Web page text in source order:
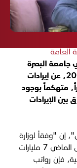
العامة
جامعة البصرة
نبيل المرسومي، الأحد 7 كانون الأول 2025، عن إيرادات
متهكماً بوجود
كفارق بين الإيرادات
إن "وفقاً لوزارة
النفط، بلغت إيرادات النفط لشهر تشرين الاول الماضي 7 مليارات
فإن رواتب